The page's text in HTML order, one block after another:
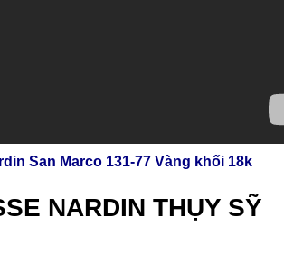
San Marco 131-77 Vàng khối 18k
NARDIN THỤY SỸ